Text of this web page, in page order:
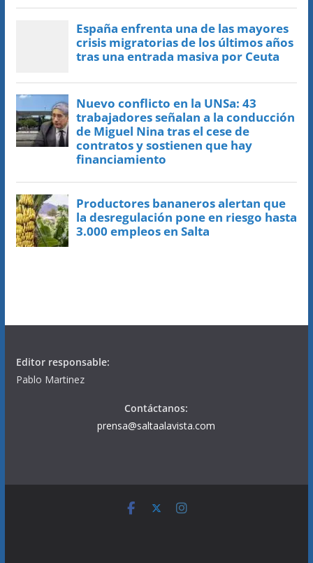
Editor responsable:
Pablo Martinez
Contáctanos:
prensa@saltaalavista.com